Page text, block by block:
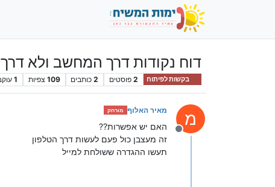
דוח נקודות דרך המחשב ולא
בקשות לפיתוח 2 פוסטים 2 כותבים 109 צפיות 1
מ
מנותק
מאיר האלוף מורחק
האם יש אפשרות??
זה מעצבן כול פעם לעשות דרך הטלפון
תעשו ההגדרה ששולחת למייל